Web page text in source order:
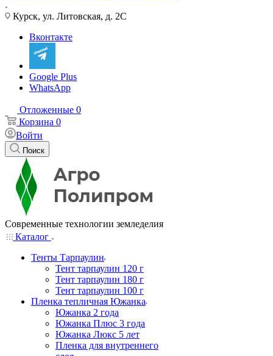
Курск, ул. Литовская, д. 2С
Вконтакте
Google Plus
WhatsApp
Отложенные 0
Корзина 0
Войти
Поиск
Современные технологии земледелия
Каталог
Тенты Тарпаулин
Тент тарпаулин 120 г
Тент тарпаулин 180 г
Тент тарпаулин 100 г
Пленка тепличная Южанка
Южанка 2 года
Южанка Плюс 3 года
Южанка Люкс 5 лет
Пленка для внутреннего